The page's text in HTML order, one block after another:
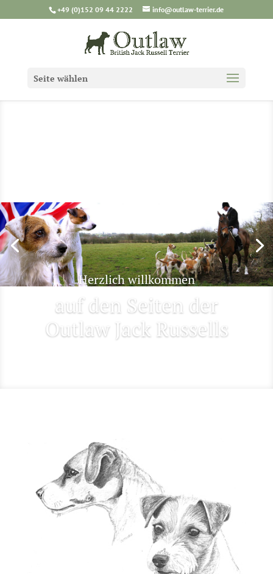
+49 (0)152 09 44 2222 info@outlaw-terrier.de
Seite wählen
Herzlich willkommen
auf den Seiten der
Outlaw Jack Russells